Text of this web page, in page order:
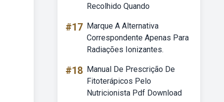
Recolhido Quando
#17 Marque A Alternativa
Correspondente Apenas Para
Radiações Ionizantes.
#18 Manual De Prescrição De
Fitoterápicos Pelo
Nutricionista Pdf Download